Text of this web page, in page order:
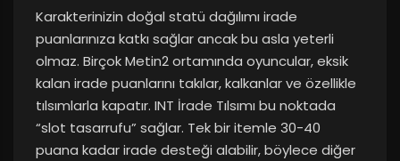
Karakterinizin doğal statü dağılımı irade
puanlarınıza katkı sağlar ancak bu asla yeterli
olmaz. Birçok Metin2 ortamında oyuncular, eksik
kalan irade puanlarını takılar, kalkanlar ve özellikle
tılsımlarla kapatır. INT İrade Tılsımı bu noktada
“slot tasarrufu” sağlar. Tek bir itemle 30-40
puana kadar irade desteği alabilir, böylece diğer